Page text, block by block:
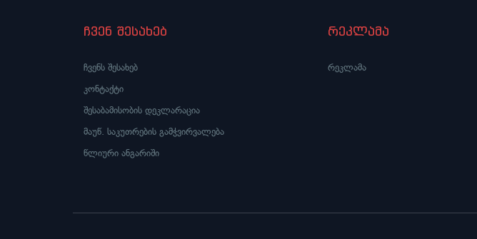
ჩვენ შესახებ
ჩვენს შესახებ
კონტაქტი
შესაბამისობის დეკლარაცია
მაუწ. საკუთრების გამჭვირვალება
წლიური ანგარიში
რეკლამა
რეკლამა